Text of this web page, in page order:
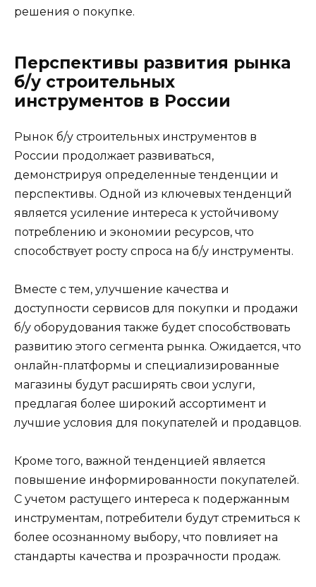
решения о покупке.
Перспективы развития рынка
б/у строительных
инструментов в России
Рынок б/у строительных инструментов в
России продолжает развиваться,
демонстрируя определенные тенденции и
перспективы. Одной из ключевых тенденций
является усиление интереса к устойчивому
потреблению и экономии ресурсов, что
способствует росту спроса на б/у инструменты.
Вместе с тем, улучшение качества и
доступности сервисов для покупки и продажи
б/у оборудования также будет способствовать
развитию этого сегмента рынка. Ожидается, что
онлайн-платформы и специализированные
магазины будут расширять свои услуги,
предлагая более широкий ассортимент и
лучшие условия для покупателей и продавцов.
Кроме того, важной тенденцией является
повышение информированности покупателей.
С учетом растущего интереса к подержанным
инструментам, потребители будут стремиться к
более осознанному выбору, что повлияет на
стандарты качества и прозрачности продаж.